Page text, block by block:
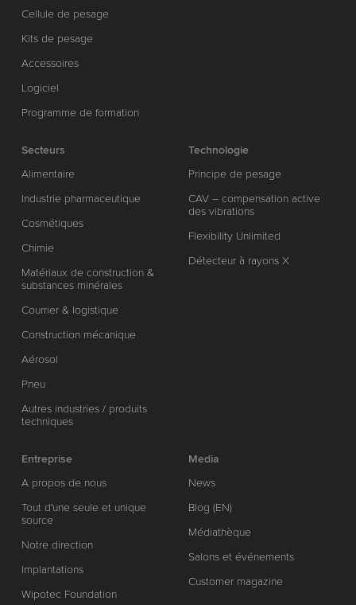
Cellule de pesage
Kits de pesage
Accessoires
Logiciel
Programme de formation
Secteurs
Alimentaire
Industrie pharmaceutique
Cosmétiques
Chimie
Matériaux de construction &
substances minérales
Courrier & logistique
Construction mécanique
Aérosol
Pneu
Autres industries / produits
techniques
Technologie
Principe de pesage
CAV – compensation active
des vibrations
Flexibility Unlimited
Détecteur à rayons X
Entreprise
A propos de nous
Tout d'une seule et unique
source
Notre direction
Implantations
Wipotec Foundation
Media
News
Blog (EN)
Médiathèque
Salons et événements
Customer magazine